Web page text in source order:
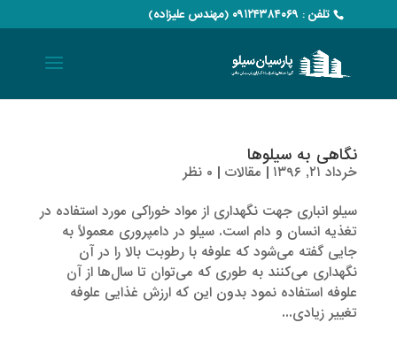
تلفن : ۰۹۱۲۴۳۸۴۰۶۹ (مهندس علیزاده)
نگاهی به سیلوها
خرداد ۲۱, ۱۳۹۶ | مقالات | ۰ نظر
سیلو انباری جهت نگهداری از مواد خوراکی مورد استفاده در
تغذیه انسان و دام است. سیلو در دامپروری معمولاً به
جایی گفته می‌شود که علوفه با رطوبت بالا را در آن
نگهداری می‌کنند به طوری که می‌توان تا سال‌ها از آن
علوفه استفاده نمود بدون این که ارزش غذایی علوفه
تغییر زیادی...